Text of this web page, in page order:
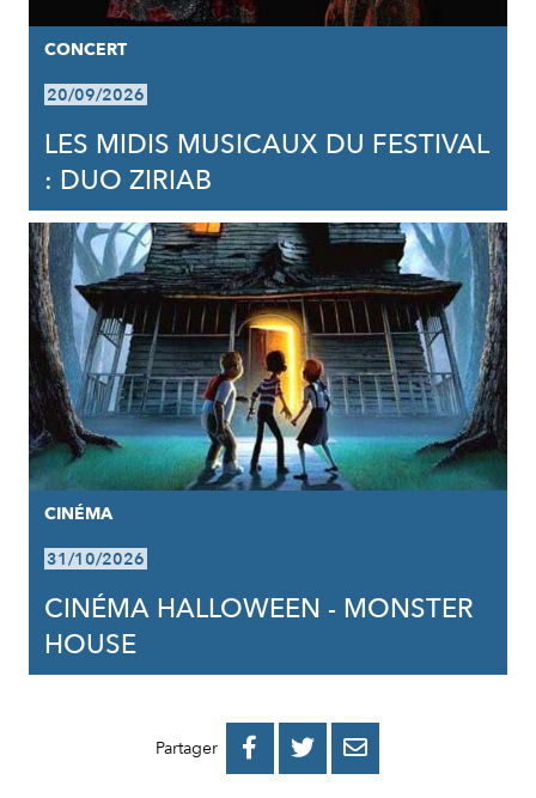
CONCERT
20/09/2026
LES MIDIS MUSICAUX DU FESTIVAL
: DUO ZIRIAB
CINÉMA
31/10/2026
CINÉMA HALLOWEEN - MONSTER
HOUSE
Partager 
PARTAGER
PARTAGER
PARTAGER